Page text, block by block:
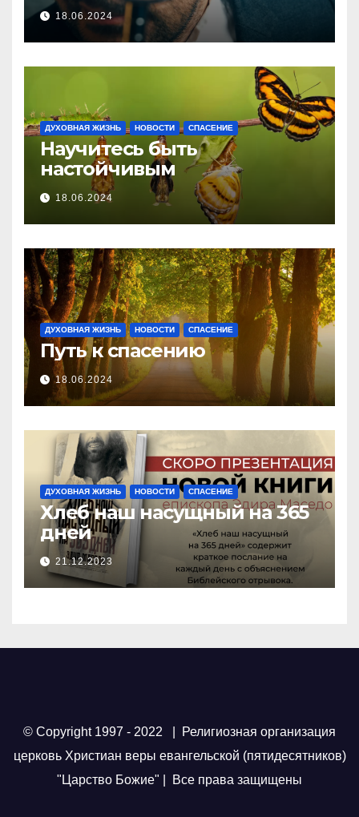
18.06.2024
ДУХОВНАЯ ЖИЗНЬ НОВОСТИ СПАСЕНИЕ
Научитесь быть
настойчивым
18.06.2024
ДУХОВНАЯ ЖИЗНЬ НОВОСТИ СПАСЕНИЕ
Путь к спасению
18.06.2024
ДУХОВНАЯ ЖИЗНЬ НОВОСТИ СПАСЕНИЕ
Хлеб наш насущный на 365
дней
21.12.2023
© Copyright 1997 - 2022 | Религиозная организация
церковь Христиан веры евангельской (пятидесятников)
"Царство Божие" | Все права защищены